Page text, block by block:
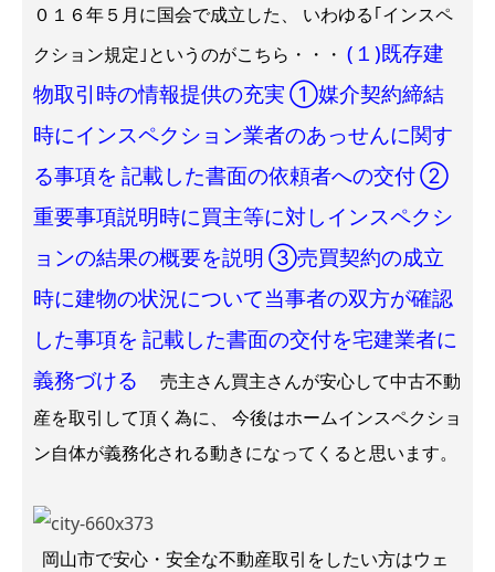
０１６年５月に国会で成立した、 いわゆる｢インスペ
クション規定｣というのがこちら・・・ (１)既存建
物取引時の情報提供の充実 ①媒介契約締結
時にインスペクション業者のあっせんに関す
る事項を 記載した書面の依頼者への交付②
重要事項説明時に買主等に対しインスペクシ
ョンの結果の概要を説明 ③売買契約の成立
時に建物の状況について当事者の双方が確認
した事項を 記載した書面の交付を宅建業者に
義務づける 売主さん買主さんが安心して中古不動
産を取引して頂く為に、 今後はホームインスペクショ
ン自体が義務化される動きになってくると思います。
岡山市で安心・安全な不動産取引をしたい方はウェ